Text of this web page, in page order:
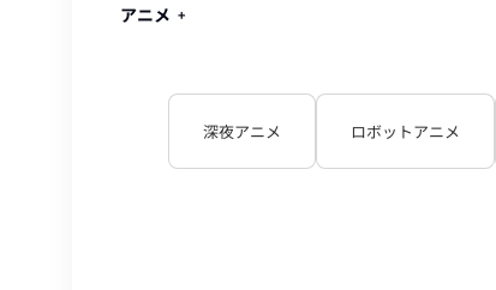
アニメ
深夜アニメ ロボットアニメ